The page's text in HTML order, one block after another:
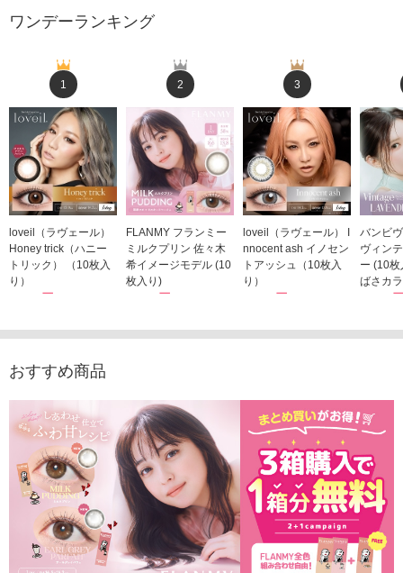
ワンデーランキング
1
loveil（ラヴェール）
Honey trick（ハニー
トリック） （10枚入
り）
1,760円
2
FLANMY フランミー
ミルクプリン 佐々木
希イメージモデル (10
枚入り)
1,815円
3
loveil（ラヴェール） I
nnocent ash イノセン
トアッシュ（10枚入
り）
1,760円
バンビ
ヴィン
ー (10
ばさカ
1,848
おすすめ商品